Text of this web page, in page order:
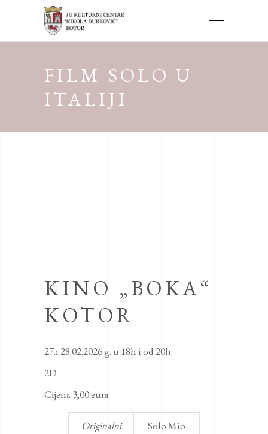
FILM SOLO U
ITALIJI
KINO „BOKA“
KOTOR
27.i 28.02.2026.g. u 18h i od 20h
2D
Cijena 3,00 eura
Originalni
Solo Mio